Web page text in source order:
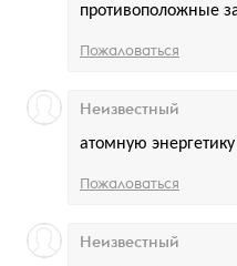
противоположные
Пожаловаться
атомную
Неизвестный
Пожаловаться
Неизвестный